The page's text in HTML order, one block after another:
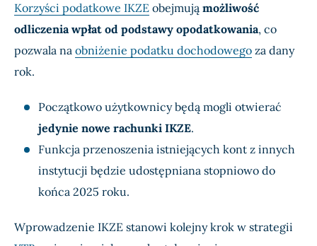
Korzyści podatkowe IKZE obejmują możliwość
odliczenia wpłat od podstawy opodatkowania, co
pozwala na obniżenie podatku dochodowego za dany
rok.
Początkowo użytkownicy będą mogli otwierać
jedynie nowe rachunki IKZE.
Funkcja przenoszenia istniejących kont z innych
instytucji będzie udostępniana stopniowo do
końca 2025 roku.
Wprowadzenie IKZE stanowi kolejny krok w strategii